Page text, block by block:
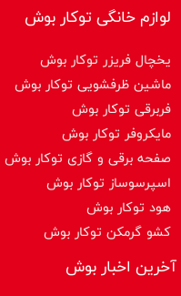
لوازم خانگی توکار بوش
یخچال فریزر توکار بوش
ماشین ظرفشویی توکار بوش
فربرقی توکار بوش
مایکروفر توکار بوش
صفحه برقی و گازی توکار بوش
اسپرسوساز توكار بوش
هود توکار بوش
کشو گرمکن توکار بوش
آخرین اخبار بوش